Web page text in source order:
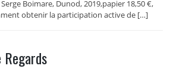
Boimare, Dunod, 2019,papier 18,50 €,
obtenir la participation active de […]